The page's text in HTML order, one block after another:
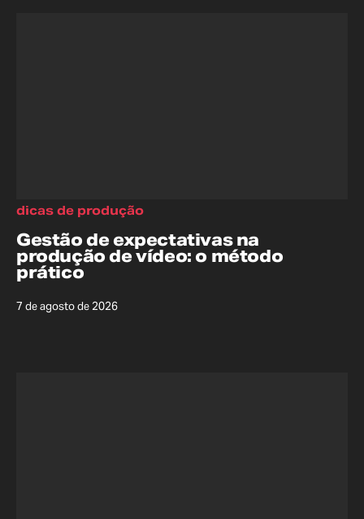
Gestão de expectativas na
produção de vídeo: o método
prático
7 de agosto de 2026
dicas de produção